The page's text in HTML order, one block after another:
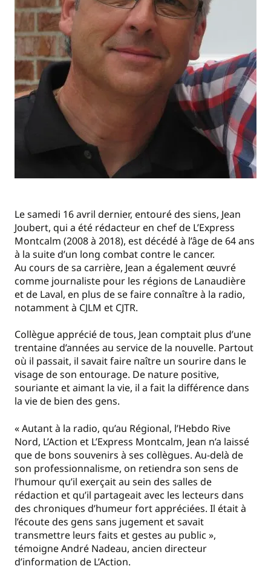
Le samedi 16 avril dernier, entouré des siens, Jean
Joubert, qui a été rédacteur en chef de L’Express
Montcalm (2008 à 2018), est décédé à l’âge de 64 ans
à la suite d’un long combat contre le cancer.
Au cours de sa carrière, Jean a également œuvré
comme journaliste pour les régions de Lanaudière
et de Laval, en plus de se faire connaître à la radio,
notamment à CJLM et CJTR.
Collègue apprécié de tous, Jean comptait plus d’une
trentaine d’années au service de la nouvelle. Partout
où il passait, il savait faire naître un sourire dans le
visage de son entourage. De nature positive,
souriante et aimant la vie, il a fait la différence dans
la vie de bien des gens.
« Autant à la radio, qu’au Régional, l’Hebdo Rive
Nord, L’Action et L’Express Montcalm, Jean n’a laissé
que de bons souvenirs à ses collègues. Au-delà de
son professionnalisme, on retiendra son sens de
l’humour qu’il exerçait au sein des salles de
rédaction et qu’il partageait avec les lecteurs dans
des chroniques d’humeur fort appréciées. Il était à
l’écoute des gens sans jugement et savait
transmettre leurs faits et gestes au public »,
témoigne André Nadeau, ancien directeur
d’information de L’Action.